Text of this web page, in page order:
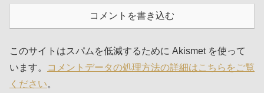
コメントを書き込む
このサイトはスパムを低減するために Akismet を使って
います。
コメントデータの処理方法の詳細はこちらをご覧
ください。